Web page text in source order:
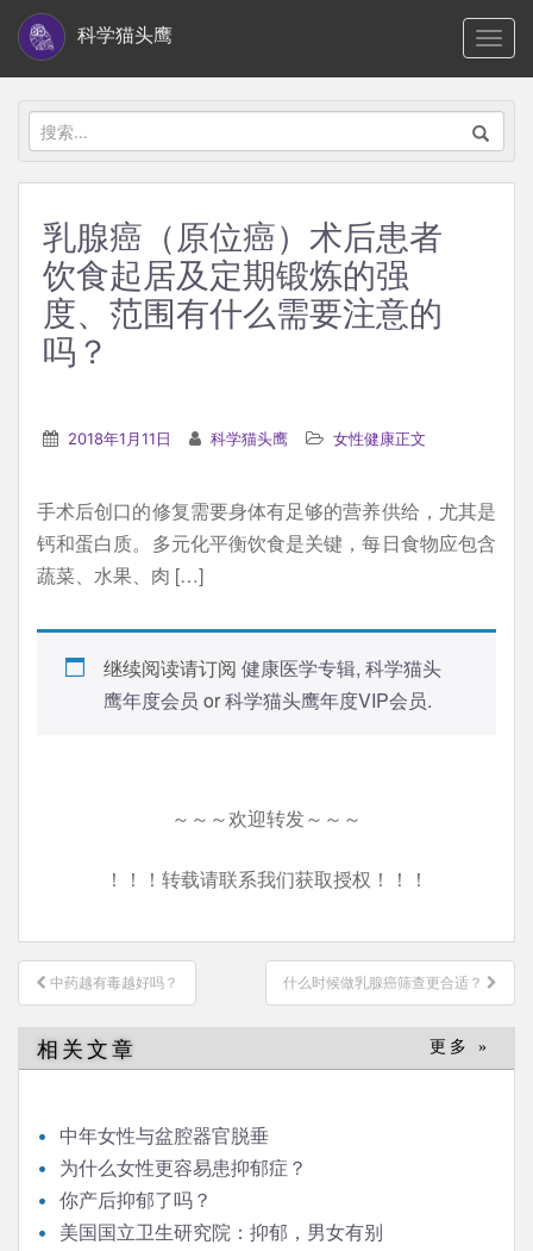
i
科学猫头鹰
搜
索：
乳腺癌（原位癌）术后患者
饮食起居及定期锻炼的强
度、范围有什么需要注意的
吗？
2018年1月11日 科学猫头鹰 女性健康正文
手术后创口的修复需要身体有足够的营养供给，尤其是
钙和蛋白质。多元化平衡饮食是关键，每日食物应包含
蔬菜、水果、肉 […]
继续阅读请订阅 健康医学专辑, 科学猫头
鹰年度会员 or科学猫头鹰年度VIP会员.
～～～欢迎转发～～～
！！！转载请联系我们获取授权！！！
文
章
导
航
中药越有毒越好吗？ 什么时候做乳腺癌筛查更合适？
相关文章 更多 »
中年女性与盆腔器官脱垂
为什么女性更容易患抑郁症？
你产后抑郁了吗？
美国国立卫生研究院：抑郁，男女有别